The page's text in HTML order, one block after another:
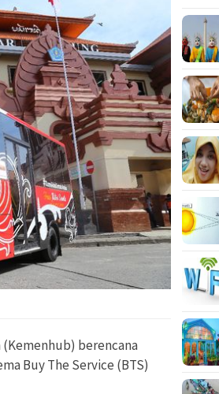
berencana
Buy The Service (BTS)